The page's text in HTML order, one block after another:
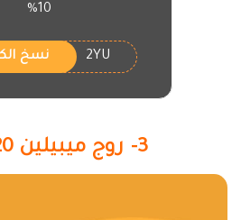
10%
2YU نسخ
3- روج ميبيلين 20 بايونير